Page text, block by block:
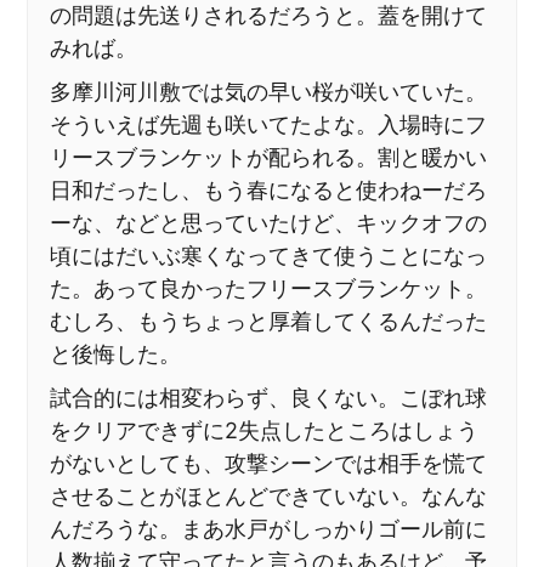
の問題は先送りされるだろうと。蓋を開けて
みれば。
多摩川河川敷では気の早い桜が咲いていた。
そういえば先週も咲いてたよな。入場時にフ
リースブランケットが配られる。割と暖かい
日和だったし、もう春になると使わねーだろ
ーな、などと思っていたけど、キックオフの
頃にはだいぶ寒くなってきて使うことになっ
た。あって良かったフリースブランケット。
むしろ、もうちょっと厚着してくるんだった
と後悔した。
試合的には相変わらず、良くない。こぼれ球
をクリアできずに2失点したところはしょう
がないとしても、攻撃シーンでは相手を慌て
させることがほとんどできていない。なんな
んだろうな。まあ水戸がしっかりゴール前に
人数揃えて守ってたと言うのもあるけど、予